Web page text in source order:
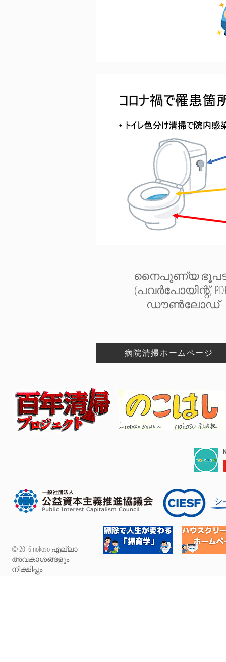
നൈപുണ്യ
(പവർപോയിന്റ്,
ഡൗൺലോഡ്
病院清掃ホームページ
© 2016 nokoso എല്ലാ
അവകാശങ്ങളും
നിക്ഷിപ്തം